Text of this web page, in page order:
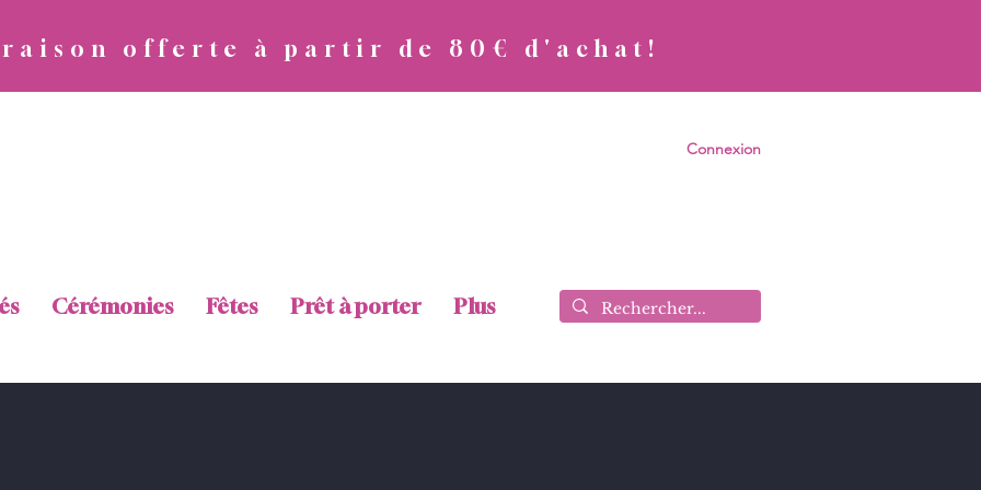
offerte à partir de 80€ d'achat!
Connexion
Cérémonies Fêtes Prêt à porter Plus